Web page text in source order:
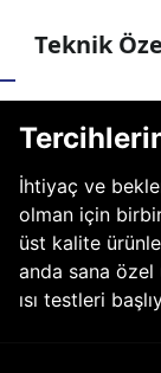
Teknik
İhtiyaç ve
olman için
üst kalite
anda sana özel
ısı testleri